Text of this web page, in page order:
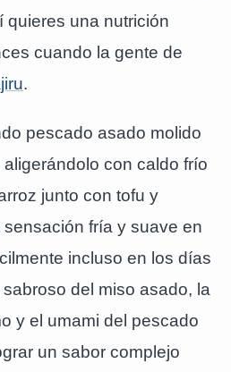
quieres una nutrición
cuando la gente de
.
pescado asado molido
con caldo frío
junto con tofu y
fría y suave en
incluso en los días
del miso asado, la
y el umami del pescado
un sabor complejo